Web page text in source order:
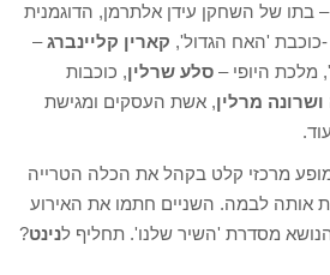
– בתו של השחקן עידן אלתרמן, הדוגמנית
-כוכבת 'האח הגדול', קארין קליינברג–
מלכת היופי – סלע שרלין, כוכבות
מרלין, אשת העסקים ומגישת
מרכזי קלט בקהל את הכלה הטרייה
אותה לבמה. השניים חתמו את האירוע
מסדרת 'השיר שלנו'. תחליף לנינט?